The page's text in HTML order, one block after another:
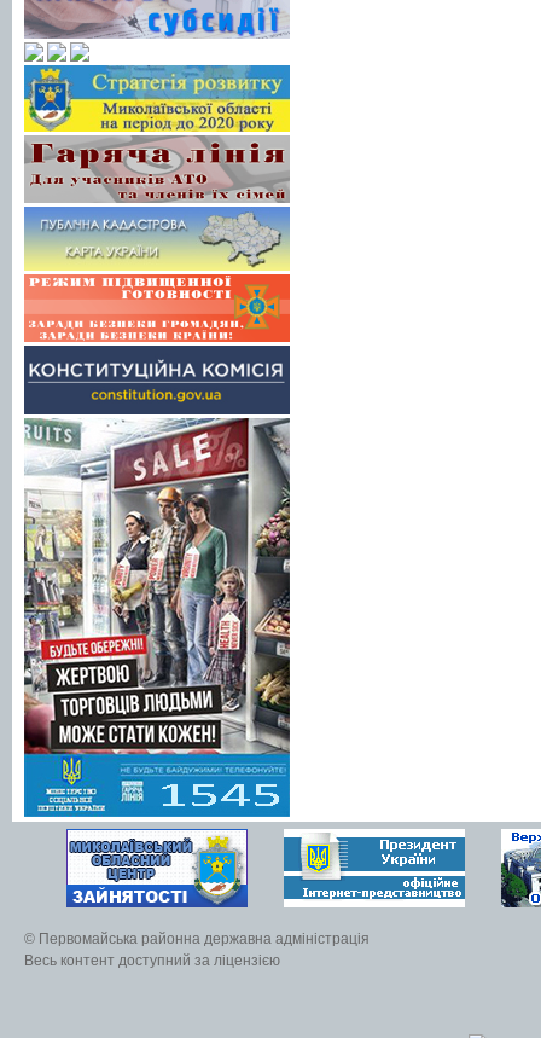
© Первомайська районна державна адміністрація
Весь контент доступний за ліцензією